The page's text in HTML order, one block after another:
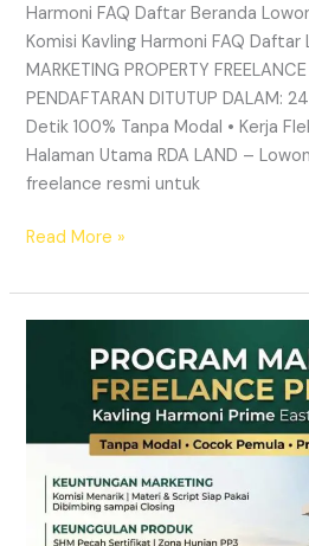
Harmoni FAQ Daftar Beranda
Komisi Kavling Harmoni FAQ Daftar
MARKETING PROPERTY
PENDAFTARAN DITUTUP DALAM:
Detik 100% Tanpa Modal • Kerja
Halaman Utama RDA LAND –
freelance resmi untuk
Read More »
Marketing
Freelance
Tanpa
Modal
RDA